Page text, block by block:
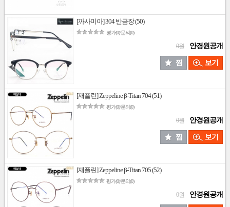
[까사미아] 304 반금장 (50)
평가(0)/문의(0)
0원 안경원공개
보기
찜
[재플린] Zeppeline β-Titan 704 (51)
평가(0)/문의(0)
0원 안경원공개
보기
찜
[재플린] Zeppeline β-Titan 705 (52)
평가(0)/문의(0)
0원 안경원공개